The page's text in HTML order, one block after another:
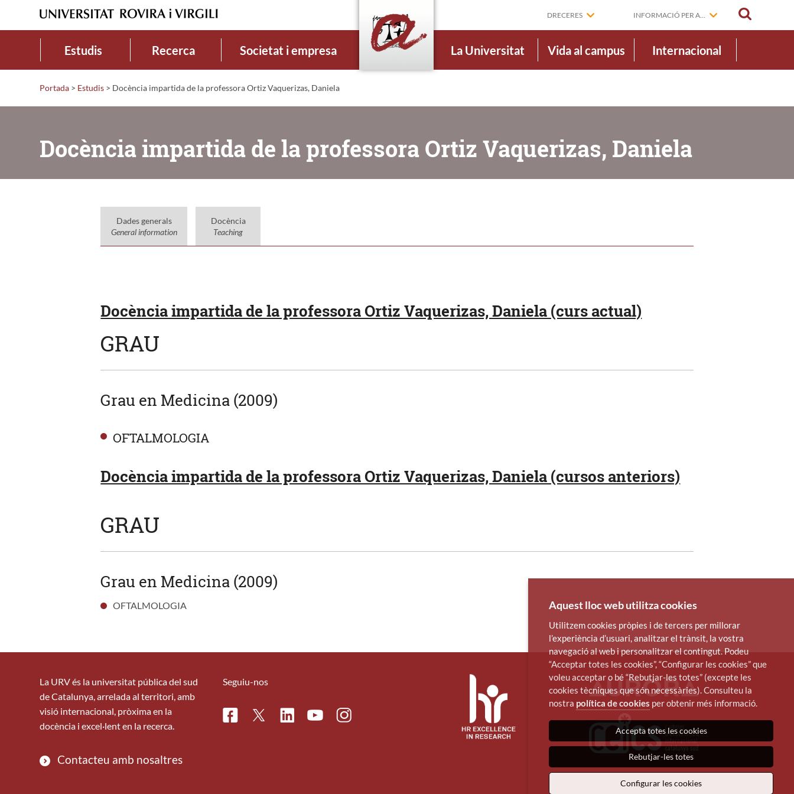
DRECERES INFORMACIÓ PER A...
Estudis Recerca Societat i empresa La Universitat Vida al campus Internacional
Portada > Estudis > Docència impartida de la professora Ortiz Vaquerizas, Daniela
Docència impartida de la professora Ortiz Vaquerizas, Daniela
Dades generals
General information
Docència
Teaching
Docència impartida de la professora Ortiz Vaquerizas, Daniela (curs actual)
GRAU
Grau en Medicina (2009)
OFTALMOLOGIA
Docència impartida de la professora Ortiz Vaquerizas, Daniela (cursos anteriors)
GRAU
Grau en Medicina (2009)
OFTALMOLOGIA
La URV és la universitat pública del sud
de Catalunya, arrelada al territori, amb
visió internacional, pròxima en la
docència i excel·lent en la recerca.
Contacteu amb nosaltres
Seguiu-nos
FacebookTwitterLinkedinYoutubeInstagram
Aquest lloc web utilitza cookies
Utilitzem cookies pròpies i de tercers per millorar
l’experiència d’usuari, analitzar el trànsit, la vostra
navegació al web i personalitzar el contingut. Podeu
“Acceptar totes les cookies”, “Configurar les cookies” que
voleu acceptar o bé “Rebutjar-les totes” (excepte les
cookies tècniques que són necessàries). Consulteu la
nostra política de cookies per obtenir més informació.
Accepta totes les cookies
Rebutjar-les totes
Configurar les cookies